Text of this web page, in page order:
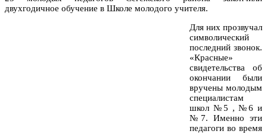
двухгодичное обучение в Школе молодого учителя.
Для них прозвучал
символический
последний звонок.
«Красные»
свидетельства об
окончании были
вручены молодым
специалистам
школ №5 , №6 и
№7. Именно эти
педагоги во время